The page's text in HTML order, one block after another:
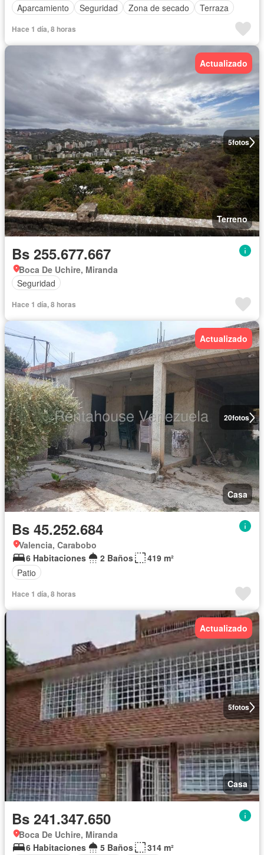
Aparcamiento
Seguridad Zona de secado Terraza
Hace 1 día, 8 horas
5fotos
Actualizado
Terreno
Bs 255.677.667
Boca De Uchire, Miranda
Seguridad
Hace 1 día, 8 horas
20fotos
Actualizado
Casa
Bs 45.252.684
Valencia, Carabobo
6 Habitaciones
2 Baños
419 m²
Patio
Hace 1 día, 8 horas
5fotos
Actualizado
Casa
Bs 241.347.650
Boca De Uchire, Miranda
6 Habitaciones
5 Baños
314 m²